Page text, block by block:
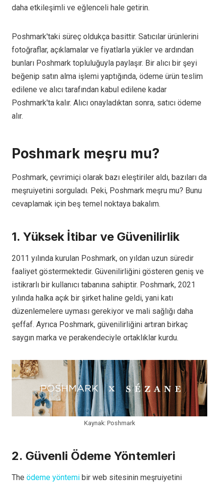
daha etkileşimli ve eğlenceli hale getirin.
Poshmark'taki süreç oldukça basittir. Satıcılar ürünlerini
fotoğraflar, açıklamalar ve fiyatlarla yükler ve ardından
bunları Poshmark topluluğuyla paylaşır. Bir alıcı bir şeyi
beğenip satın alma işlemi yaptığında, ödeme ürün teslim
edilene ve alıcı tarafından kabul edilene kadar
Poshmark'ta kalır. Alıcı onayladıktan sonra, satıcı ödeme
alır.
Poshmark meşru mu?
Poshmark, çevrimiçi olarak bazı eleştiriler aldı, bazıları da
meşruiyetini sorguladı. Peki, Poshmark meşru mu? Bunu
cevaplamak için beş temel noktaya bakalım.
1. Yüksek İtibar ve Güvenilirlik
2011 yılında kurulan Poshmark, on yıldan uzun süredir
faaliyet göstermektedir. Güvenilirliğini gösteren geniş ve
istikrarlı bir kullanıcı tabanına sahiptir. Poshmark, 2021
yılında halka açık bir şirket haline geldi, yani katı
düzenlemelere uyması gerekiyor ve mali sağlığı daha
şeffaf. Ayrıca Poshmark, güvenilirliğini artıran birkaç
saygın marka ve perakendeciyle ortaklıklar kurdu.
Kaynak: Poshmark
2. Güvenli Ödeme Yöntemleri
The ödeme yöntemi bir web sitesinin meşruiyetini